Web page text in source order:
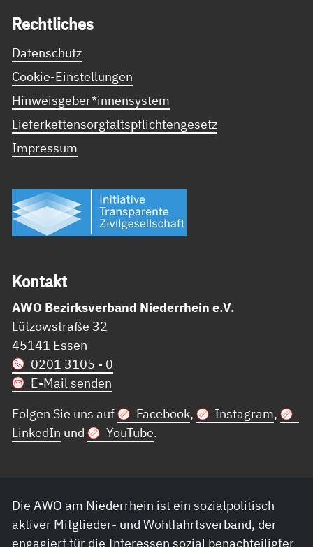
Recht­li­ches
Datenschutz
Cookie-Einstellungen
Hinweisgeber*innensystem
Lieferkettensorgfaltspflichtengesetz
Impressum
Kon­takt
AWO Bezirksverband Niederrhein e.V.
Lützowstraße 32
45141 Essen
0201 3105 - 0
E-Mail senden
Folgen Sie uns auf
Facebook, Instagram,
LinkedIn und YouTube.
Die AWO am Niederrhein ist ein sozialpolitisch
aktiver Mitglieder- und Wohlfahrtsverband, der
engagiert für die Interessen sozial benachteiligter